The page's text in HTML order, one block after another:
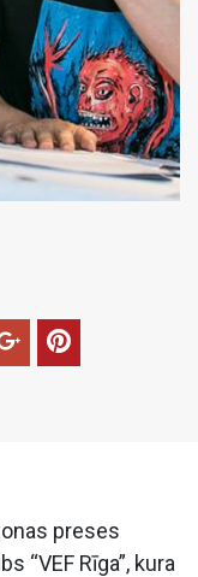
preses
“VEF Rīga”, kura